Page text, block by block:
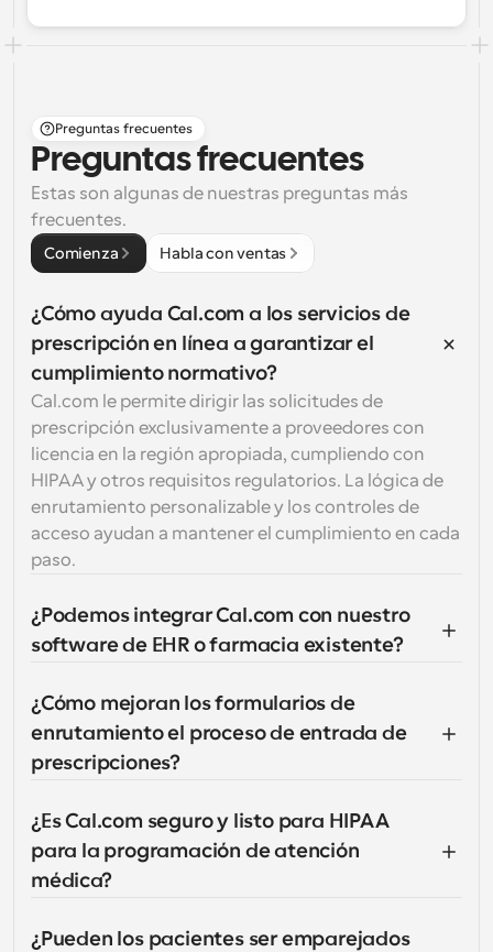
Preguntas frecuentes
Preguntas frecuentes
Estas son algunas de nuestras preguntas más
frecuentes.
Comienza Habla con ventas
¿Cómo ayuda Cal.com a los servicios de
prescripción en línea a garantizar el
cumplimiento normativo?
Cal.com le permite dirigir las solicitudes de
prescripción exclusivamente a proveedores con
licencia en la región apropiada, cumpliendo con
HIPAA y otros requisitos regulatorios. La lógica de
enrutamiento personalizable y los controles de
acceso ayudan a mantener el cumplimiento en cada
paso.
¿Podemos integrar Cal.com con nuestro
software de EHR o farmacia existente?
¿Cómo mejoran los formularios de
enrutamiento el proceso de entrada de
prescripciones?
¿Es Cal.com seguro y listo para HIPAA
para la programación de atención
médica?
¿Pueden los pacientes ser emparejados